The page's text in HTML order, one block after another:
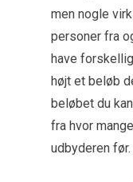
men nogle
personer fra
have
højt et beløb
beløbet du
fra hvor
udbyderen før.